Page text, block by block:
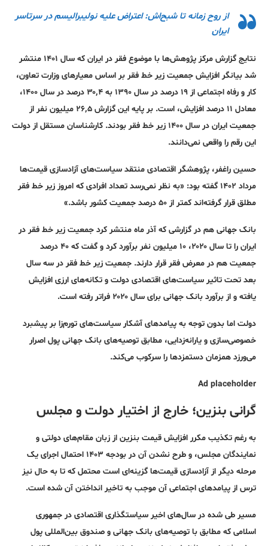
از روح زمانه تا شبح‌اش: اعتراض علیه نولیبرالیسم در سرتاسر
ایران
نتایج گزارش مرکز پژوهش‌ها با موضوع فقر در ایران که سال ۱۴۰۱ منتشر
شد بیانگر افزایش جمعیت زیر خط فقر بر اساس معیارهای وزارت تعاون،
کار و رفاه اجتماعی از ۱۹ درصد در سال ۱۳۹۰ به ۳۰٬۴ درصد در سال ۱۴۰۰،
معادل ۱۱ درصد افزایش، است. بر پایه این گزارش ۲۶٬۵ میلیون نفر از
جمعیت ایران در سال ۱۴۰۰ زیر خط فقر بودند. کارشناسان مستقل از دولت
این رقم را واقعی نمی‌دانند.
حسین راغفر، پژوهشگر اقتصادی منتقد سیاست‌های آزادسازی قیمت‌ها
مرداد ۱۴۰۲ گفته بود: «به نظر نمی‌رسد تعداد افرادی که امروز زیر خط فقر
مطلق قرار گرفته‌اند کمتر از ۵۰ درصد جمعیت کشور باشد.»
بانک جهانی هم در گزارشی که آذر ماه منتشر کرد جمعیت زیر خط فقر در
ایران را تا سال ۲۰۲۰، ۱۰ میلیون نفر برآورد کرد و گفت که ۴۰ درصد
جمعیت هم در معرض فقر قرار دارند. جمعیت زیر خط فقر در سه سال
بعد تحت تاثیر سیاست‌های اقتصادی دولت و تکانه‌های ارزی افزایش
یافته و از برآورد بانک جهانی برای سال ۲۰۲۰ فراتر رفته است.
دولت اما بدون توجه به پیامدهای آشکار سیاست‌های تورم‌زا بر پیشبرد
خصوصی‌سازی و یارانه‌زدایی، مطابق توصیه‌های بانک جهانی پول اصرار
می‌ورزد همزمان دستمزدها را سرکوب می‌کند.
Ad placeholder
گرانی بنزین؛ خارج از اختیار دولت و مجلس
به رغم تکذیب مکرر افزایش قیمت بنزین از زبان مقام‌های دولتی و
نمایندگان مجلس، و طرح نشدن آن در بودجه ۱۴۰۳ احتمال اجرای یک
مرحله دیگر از آزادسازی قیمت‌ها گزینه‌ای است محتمل که تا به حال نیز
ترس از پیامدهای اجتماعی آن موجب به تاخیر انداختن آن شده است.
مسیر طی شده در سال‌های اخیر سیاستگذاری اقتصادی در جمهوری
اسلامی که مطابق با توصیه‌های بانک جهانی و صندوق بین‌المللی پول